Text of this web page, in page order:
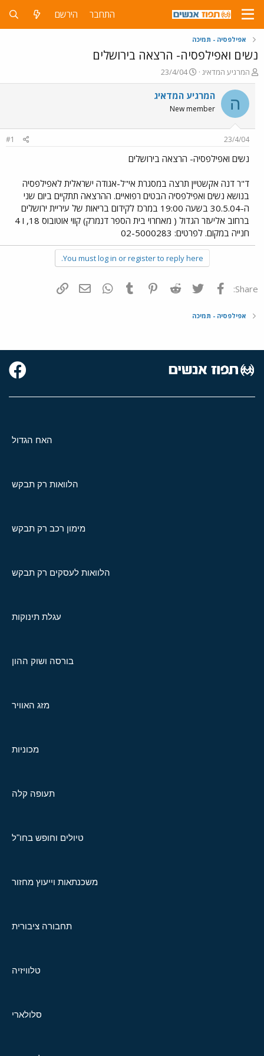
התחבר הירשם
אפילפסיה - תמיכה
נשים ואפילפסיה- הרצאה בירושלים
פ
ו
ת
ח
ה
ש
א
המרגיע המדאיג
פ
ו
ר
ם
ר
23/4/04
ה המרגיע המדאיג
New member
23/4/04
#1
נשים ואפילפסיה- הרצאה בירושלים
ד"ר דנה אקשטיין תרצה במסגרת אי"ל-אגודה ישראלית לאפילפסיה
בנושא נשים ואפילפסיה הבטים רפואיים. ההרצאה תתקיים ביום שני
ה-30.5.04 בשעה 19:00 במרכז לקידום בריאות של עיריית ירושלים
ברחוב אליעזר הגדול ( מאחרוי בית הספר דנמרק) קווי אוטובוס 18, ו 4
חנייה במקום. לפרטים: 02-5000283
You must log in or register to reply here.
Share: פייסבוק Twitter
Reddit
Pinterest
Tumblr
WhatsAppדואר אלקטרוני
אפילפסיה - תמיכה
האח הגדול
הלוואות רק תבקש
מימון רכב רק תבקש
הלוואות לעסקים רק תבקש
עגלת תינוקות
בורסה ושוק ההון
מזג האוויר
מכוניות
תעופה קלה
טיולים וחופש בחו"ל
משכנתאות וייעוץ מחזור
תחבורה ציבורית
טלוויזיה
סלולארי